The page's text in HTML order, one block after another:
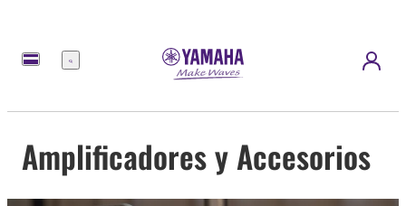
Menú
Amplificadores y Accesorios